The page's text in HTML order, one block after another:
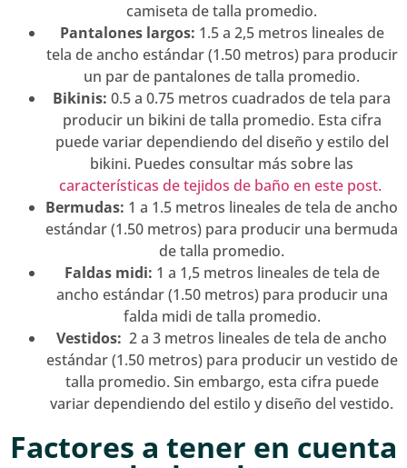
camiseta de talla promedio.
Pantalones largos: 1.5 a 2,5 metros lineales de
tela de ancho estándar (1.50 metros) para producir
un par de pantalones de talla promedio.
Bikinis: 0.5 a 0.75 metros cuadrados de tela para
producir un bikini de talla promedio. Esta cifra
puede variar dependiendo del diseño y estilo del
bikini. Puedes consultar más sobre las
características de tejidos de baño en este post.
Bermudas: 1 a 1.5 metros lineales de tela de ancho
estándar (1.50 metros) para producir una bermuda
de talla promedio.
Faldas midi: 1 a 1,5 metros lineales de tela de
ancho estándar (1.50 metros) para producir una
falda midi de talla promedio.
Vestidos: 2 a 3 metros lineales de tela de ancho
estándar (1.50 metros) para producir un vestido de
talla promedio. Sin embargo, esta cifra puede
variar dependiendo del estilo y diseño del vestido.
Factores a tener en cuenta